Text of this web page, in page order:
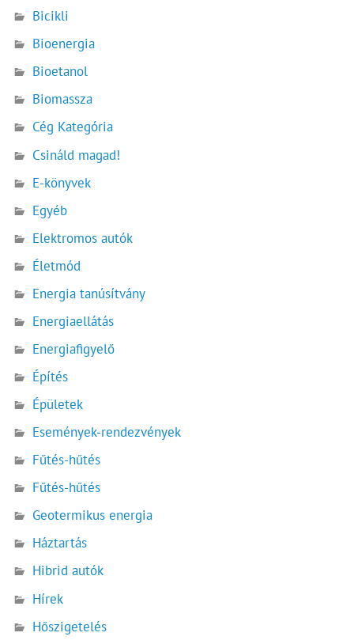
Bicikli
Bioenergia
Bioetanol
Biomassza
Cég Kategória
Csináld magad!
E-könyvek
Egyéb
Elektromos autók
Életmód
Energia tanúsítvány
Energiaellátás
Energiafigyelő
Építés
Épületek
Események-rendezvények
Fűtés-hűtés
Fűtés-hűtés
Geotermikus energia
Háztartás
Hibrid autók
Hírek
Hőszigetelés